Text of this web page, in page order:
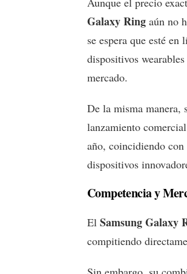
Galaxy Ring aún no
se espera que esté en
dispositivos
mercado.
De la misma manera,
lanzamiento
año, coincidiendo con
dispositivos
Competencia y
El Samsung Galaxy
compitiendo